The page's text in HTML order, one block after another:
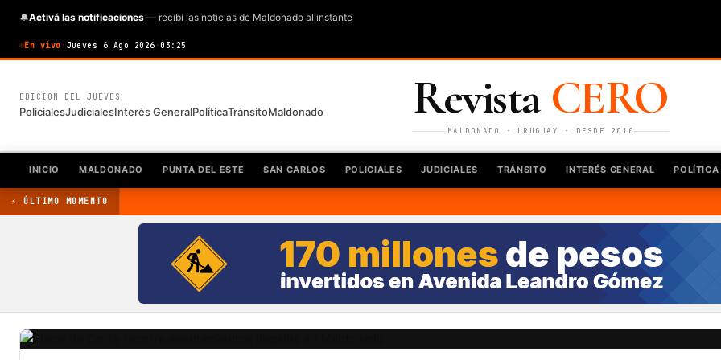
🔔Activá las notificaciones — recibí las noticias de Maldonado al instante
En vivo · Jueves 6 Ago 2026 ·03:25
EDICION DEL JUEVES
PolicialesJudicialesInterés GeneralPolíticaTránsitoMaldonado RevistaCERO
MALDONADO · URUGUAY · DESDE 2010
INICIO MALDONADO PUNTA DEL ESTE SAN CARLOS POLICIALES JUDICIALES TRÁNSITO INTERÉS GENERAL POLÍTICA
⚡ ÚLTIMO MOMENTO